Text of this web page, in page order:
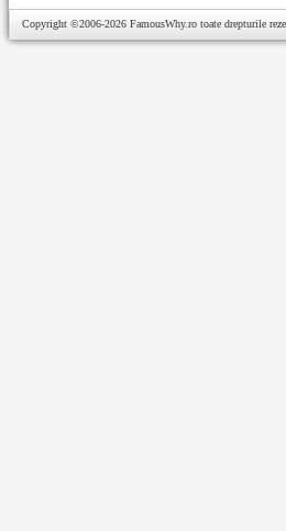
Copyright ©2006-2026 FamousWhy.ro toate drepturile